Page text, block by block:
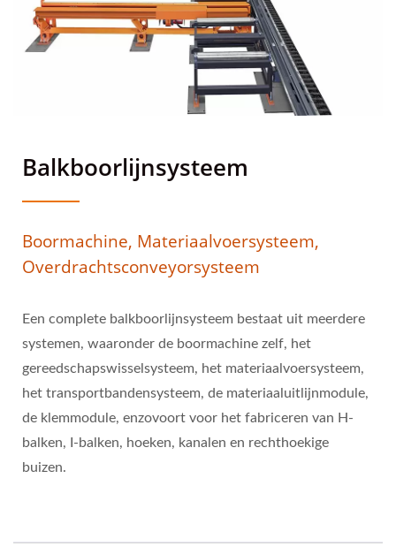
Balkboorlijnsysteem
Boormachine, Materiaalvoersysteem,
Overdrachtsconveyorsysteem
Een complete balkboorlijnsysteem bestaat uit meerdere
systemen, waaronder de boormachine zelf, het
gereedschapswisselsysteem, het materiaalvoersysteem,
het transportbandensysteem, de materiaaluitlijnmodule,
de klemmodule, enzovoort voor het fabriceren van H-
balken, I-balken, hoeken, kanalen en rechthoekige
buizen.